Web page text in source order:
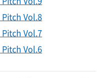
Vol.8
Pitch Vol.7
Pitch Vol.6